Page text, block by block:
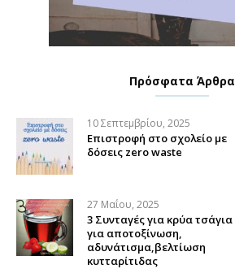
Πρόσφατα Άρθρα
10 Σεπτεμβρίου, 2025
Επιστροφή στο σχολείο με
δόσεις zero waste
27 Μαΐου, 2025
3 Συνταγές για κρύα τσάγια
για αποτοξίνωση,
αδυνάτισμα,βελτίωση
κυτταρίτιδας